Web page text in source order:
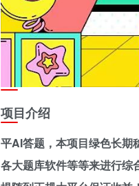
项目介绍
平AI答题，本项目绿色长期
各大题库软件等等来进行综